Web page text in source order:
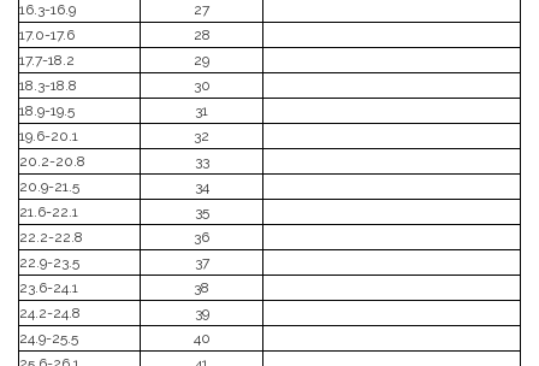
16.3-16.9
27
17.0-17.6
28
17.7-18.2
29
18.3-18.8
30
18.9-19.5
31
19.6-20.1
32
20.2-20.8
33
20.9-21.5
34
21.6-22.1
35
22.2-22.8
36
22.9-23.5
37
23.6-24.1
38
24.2-24.8
39
24.9-25.5
40